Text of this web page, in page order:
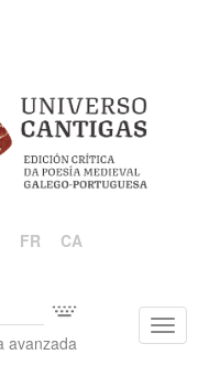
FR CA
avanzada